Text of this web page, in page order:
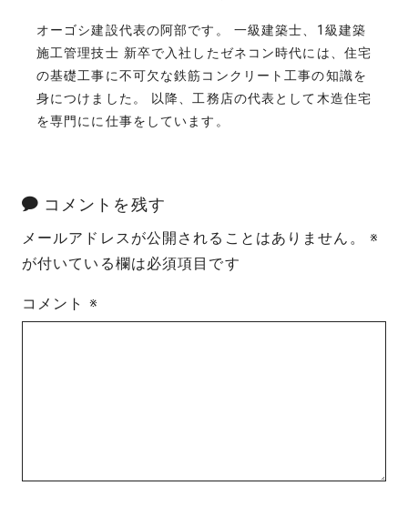
オーゴシ建設代表の阿部です。 一級建築士、1級建築
施工管理技士 新卒で入社したゼネコン時代には、住宅
の基礎工事に不可欠な鉄筋コンクリート工事の知識を
身につけました。 以降、工務店の代表として木造住宅
を専門にに仕事をしています。
コメントを残す
メールアドレスが公開されることはありません。
※
が付いている欄は必須項目です
コメント ※